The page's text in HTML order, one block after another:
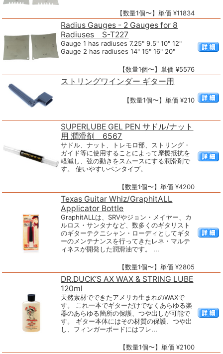
【数量1個〜】単価 ¥11834
Radius Gauges - 2 Gauges for 8
Radiuses S-T227
Gauge 1 has radiuses 7.25" 9.5" 10" 12"
Gauge 2 has radiuses 14" 15" 16" 20"
【数量1個〜】単価 ¥5576
ストリングワインダー ギター用
【数量1個〜】単価 ¥210
SUPERLUBE GEL PEN サドル/ナット
用 潤滑剤 6567
サドル、ナット、トレモロ部、ストリング・
ガイド等に使用することによって摩擦抵抗を
軽減し、弦の動きをスムースにする潤滑剤で
す。 使いやすいペンタイプ。
【数量1個〜】単価 ¥4200
Texas Guitar Whiz/GraphitALL
Applicator Bottle
GraphitALLは、SRVやジョン・メイヤー、カ
ルロス・サンタナなど、数多くのギタリスト
のギターテクニシャン・ローディとしてギタ
ーのメンテナンスを行ってきたレネ・マルテ
ィネスが開発した潤滑油です。 ...
【数量1個〜】単価 ¥2805
DR.DUCK’S AX WAX & STRING LUBE
120ml
天然素材でできたアメリカ生まれのWAXで
す。 これ一本でギターだけでなくあらゆる楽
器のあらゆる箇所の保護、つや出しが可能で
す。 ギター本体にはその材質の保護、つや出
し、フィンガーボードにはフレ...
【数量1個〜】単価 ¥2100